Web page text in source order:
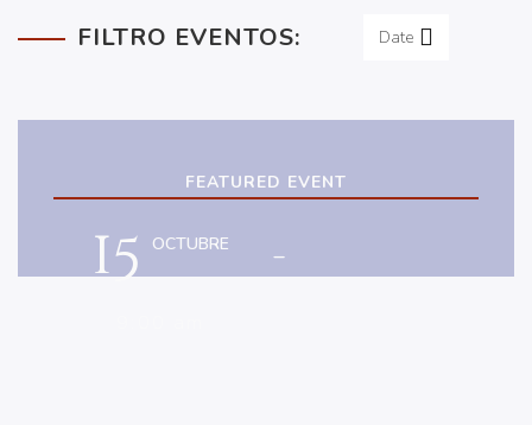
FILTRO EVENTOS: Date
FEATURED EVENT
-
15 OCTUBRE